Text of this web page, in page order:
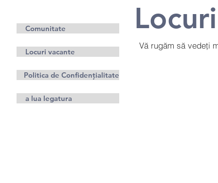
Comunitate
Locuri vacante
Politica de Confidențialitate
a lua legatura
Vă rugăm să vedeți